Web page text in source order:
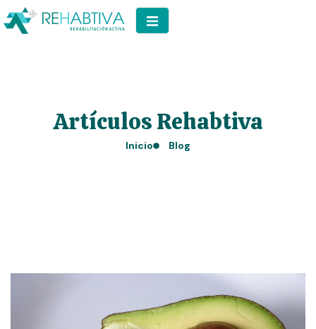
Artículos Rehabtiva
Inicio Blog